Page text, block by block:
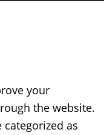
your
the website.
as